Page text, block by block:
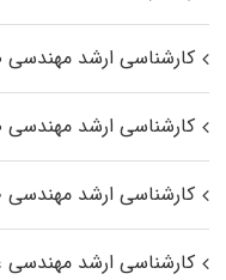
کارشناسی ارشد مهندسی
کارشناسی ارشد
کارشناسی ارشد
کارشناسی ارشد مهندسی